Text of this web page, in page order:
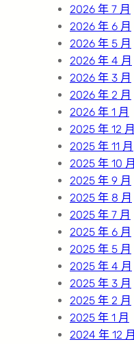
2026 年 7 月
2026 年 6 月
2026 年 5 月
2026 年 4 月
2026 年 3 月
2026 年 2 月
2026 年 1 月
2025 年 12 月
2025 年 11 月
2025 年 10 月
2025 年 9 月
2025 年 8 月
2025 年 7 月
2025 年 6 月
2025 年 5 月
2025 年 4 月
2025 年 3 月
2025 年 2 月
2025 年 1 月
2024 年 12 月